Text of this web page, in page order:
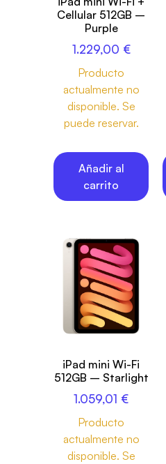
Cellular 512GB –
Purple
1.229,00 €
Producto
actualmente no
disponible. Se
puede reservar.
Añadir al
carrito
iPad mini Wi-Fi
512GB – Starlight
1.059,01 €
Producto
actualmente no
disponible. Se